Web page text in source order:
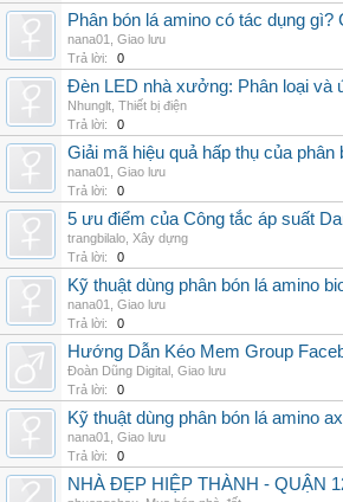
Phân bón lá amino có tác dụng gì?
nana01
Giao lưu
Trả lời:
0
Đèn LED nhà xưởng: Phân loại và
Nhunglt Thiết bị điện
Trả lời:
0
Giải mã hiệu quả hấp thụ của phân
nana01
Giao lưu
Trả lời:
0
5 ưu điểm của Công tắc áp suất
trangbilalo Xây dựng
Trả lời:
0
Kỹ thuật dùng phân bón lá amino
nana01
Giao lưu
Trả lời:
0
Hướng Dẫn Kéo Mem Group
Đoàn Dũng Digital Giao lưu
Trả lời:
0
Kỹ thuật dùng phân bón lá amino
nana01
Giao lưu
Trả lời:
0
NHÀ ĐẸP HIỆP THÀNH - QUẬN